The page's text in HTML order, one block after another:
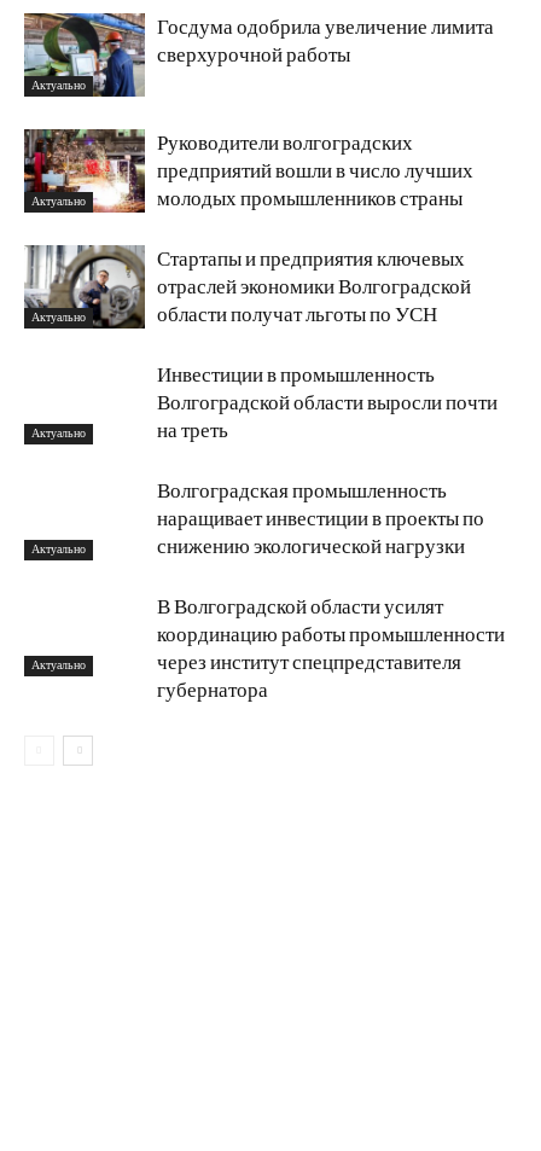
Актуально
Госдума одобрила увеличение лимита
сверхурочной работы
Актуально
Руководители волгоградских
предприятий вошли в число лучших
молодых промышленников страны
Актуально
Стартапы и предприятия ключевых
отраслей экономики Волгоградской
области получат льготы по УСН
Актуально
Инвестиции в промышленность
Волгоградской области выросли почти
на треть
Актуально
Волгоградская промышленность
наращивает инвестиции в проекты по
снижению экологической нагрузки
Актуально
В Волгоградской области усилят
координацию работы промышленности
через институт спецпредставителя
губернатора